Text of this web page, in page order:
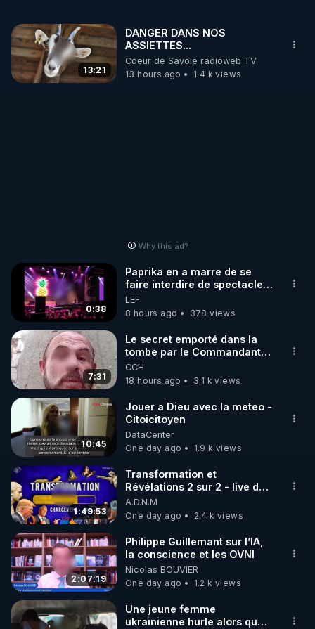
13:21
DANGER DANS NOS
ASSIETTES...
Coeur de Savoie radioweb TV
13 hours ago
1.4 k views
Why this ad?
0:38
Paprika en a marre de se
faire interdire de spectacle.
Elle décide donc de devenir
DJ !
LEF
8 hours ago
378 views
7:31
Le secret emporté dans la
tombe par le Commandant
Cousteau le 25 juin 1997
CCH
18 hours ago
3.1 k views
10:45
Jouer a Dieu avec la meteo -
Citoicitoyen
DataCenter
One day ago
1.9 k views
1:49:53
Transformation et
Révélations 2 sur 2 - live du
07/08/26
A.D.N.M
One day ago
2.4 k views
2:07:19
Philippe Guillemant sur l’IA,
la conscience et les OVNI
Nicolas BOUVIER
One day ago
1.2 k views
Une jeune femme
ukrainienne hurle alors que